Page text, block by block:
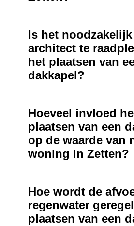
Is het noodzakelijk
architect te
het plaatsen van
dakkapel?
Hoeveel invloed
plaatsen van een
op de waarde van
woning in Zetten?
Hoe wordt de
regenwater
plaatsen van een